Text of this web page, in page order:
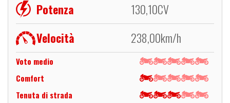
Potenza
130,10CV
Velocità
238,00km/h
Voto medio
Comfort
Tenuta di strada